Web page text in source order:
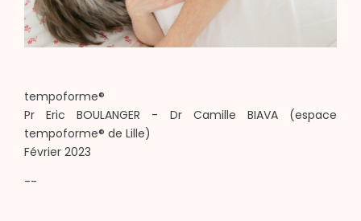
tempoforme®
Pr Eric BOULANGER - Dr Camille BIAVA (espace
tempoforme® de Lille)
Février 2023
--